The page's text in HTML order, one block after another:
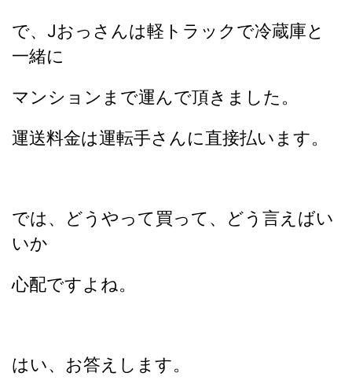
で、Jおっさんは軽トラックで冷蔵庫と
一緒に
マンションまで運んで頂きました。
運送料金は運転手さんに直接払います。
では、どうやって買って、どう言えばい
いか
心配ですよね。
はい、お答えします。